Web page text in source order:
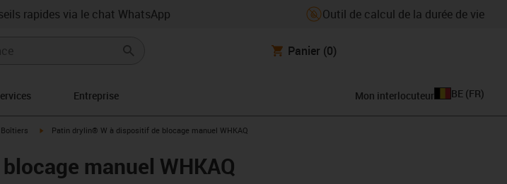
rapides via le chat WhatsApp Outil de calcul de la durée de vie
Panier (0)
Entreprise Mon interlocuteur BE (FR)
icon-arrow-right
Boîtiers igus-icon-arrow-right
Patin drylin® W à dispositif de blocage manuel WHKAQ
manuel WHKAQ